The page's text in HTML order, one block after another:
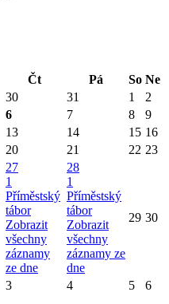
Čt Pá So Ne
30 31 1
2
6 7 8
9
13 14 15 16
20 21 22 23
27
1
Příměstský
tábor
Zobrazit
všechny
záznamy
ze dne
28
1
Příměstský
tábor
Zobrazit
všechny
záznamy ze
dne
29 30
3 4 5 6